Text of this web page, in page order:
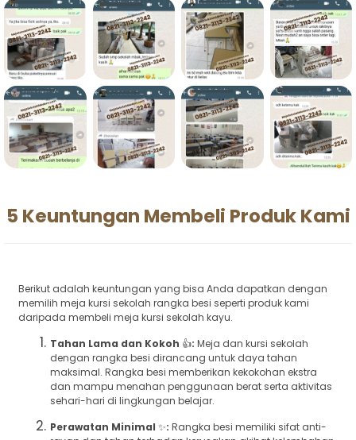
5 Keuntungan Membeli Produk Kami
Berikut adalah keuntungan yang bisa Anda dapatkan dengan
memilih meja kursi sekolah rangka besi seperti produk kami
daripada membeli meja kursi sekolah kayu.
Tahan Lama dan Kokoh 👍: Meja dan kursi sekolah
dengan rangka besi dirancang untuk daya tahan
maksimal. Rangka besi memberikan kekokohan ekstra
dan mampu menahan penggunaan berat serta aktivitas
sehari-hari di lingkungan belajar.
Perawatan Minimal ✨: Rangka besi memiliki sifat anti-